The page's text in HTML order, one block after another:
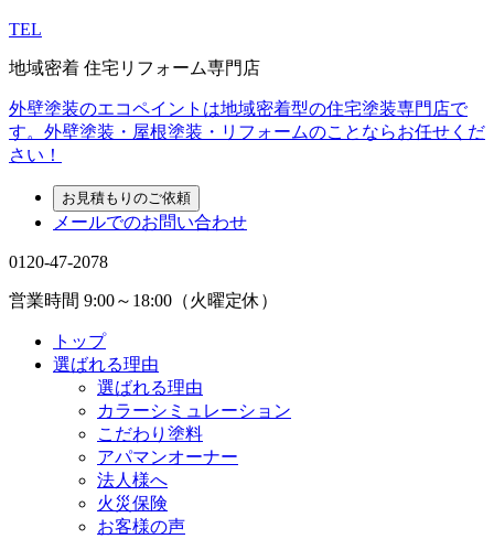
TEL
地域密着 住宅リフォーム専門店
外壁塗装のエコペイントは地域密着型の住宅塗装専門店で
す。外壁塗装・屋根塗装・リフォームのことならお任せくだ
さい！
お見積もりのご依頼
メールでのお問い合わせ
0120-47-2078
営業時間 9:00～18:00（火曜定休）
トップ
選ばれる理由
選ばれる理由
カラーシミュレーション
こだわり塗料
アパマンオーナー
法人様へ
火災保険
お客様の声